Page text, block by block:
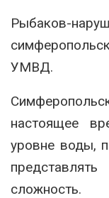
Рыбаков-
УМВД.
настоящее
уровне воды,
сложность.